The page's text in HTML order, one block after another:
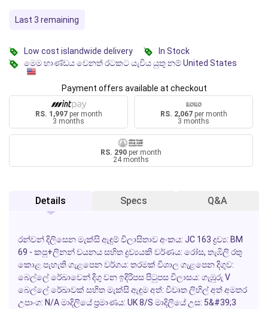
Last 3 remaining
Low cost islandwide delivery
In Stock
මෙම භාණ්ඩය වෙනත් රටකට යැවිය යුතු නම් United States
Payment offers available at checkout
RS. 1,997per month
3 months
RS. 2,067per month
3 months
RS. 290 per month
24 months
Details Specs Q&A
රන්වන් දිලිසෙන මැක්සි ඇඳුම් විලාසිතාව අංකය: JC 163 ද්‍රව්‍ය: BM
69 - කපු+ලිනන් වයනය සහිත ද්‍රව්‍යයකි වර්ණය: රෝස, තැඹිලි රතු
කොළ පැහැති ගැළපෙන වර්ගය: තරමක් විශාල ගැළපෙන දිගුව:
බෙල්ලේ රේඛාවෙන් දිගු වන ඉදිරිපස පිටුපස විලාසය: ගැඹුරු V
බෙල්ලේ රේඛාවක් සහිත මැක්සි ඇඳුම අත්: විවෘත ලිහිල් අත් අමතර
උපාංග: N/A මාදිලියේ ප්‍රමාණය: UK 8/S මාදිලියේ උස: 5&#39;3